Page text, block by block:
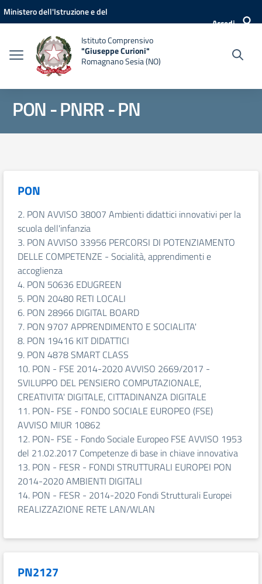
Vai ai contenuti
Vai al menu di navigazione
Vai al footer
Ministero dell'Istruzione e del
Accedi
Istituto Comprensivo
"Giuseppe Curioni"
Romagnano Sesia (NO)
PON - PNRR - PN
PON
2. PON AVVISO 38007 Ambienti didattici innovativi per la
scuola dell'infanzia
3. PON AVVISO 33956 PERCORSI DI POTENZIAMENTO
DELLE COMPETENZE - Socialità, apprendimenti e
accoglienza
4. PON 50636 EDUGREEN
5. PON 20480 RETI LOCALI
6. PON 28966 DIGITAL BOARD
7. PON 9707 APPRENDIMENTO E SOCIALITA'
8. PON 19416 KIT DIDATTICI
9. PON 4878 SMART CLASS
10. PON - FSE 2014-2020 AVVISO 2669/2017 -
SVILUPPO DEL PENSIERO COMPUTAZIONALE,
CREATIVITA' DIGITALE, CITTADINANZA DIGITALE
11. PON- FSE - FONDO SOCIALE EUROPEO (FSE)
AVVISO MIUR 10862
12. PON- FSE - Fondo Sociale Europeo FSE AVVISO 1953
del 21.02.2017 Competenze di base in chiave innovativa
13. PON - FESR - FONDI STRUTTURALI EUROPEI PON
2014-2020 AMBIENTI DIGITALI
14. PON - FESR - 2014-2020 Fondi Strutturali Europei
REALIZZAZIONE RETE LAN/WLAN
PN2127